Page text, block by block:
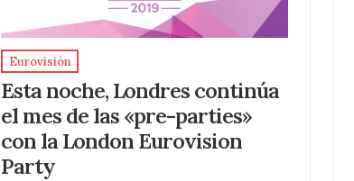
Eurovisión
Esta noche, Londres continúa
el mes de las «pre-parties»
con la London Eurovision
Party